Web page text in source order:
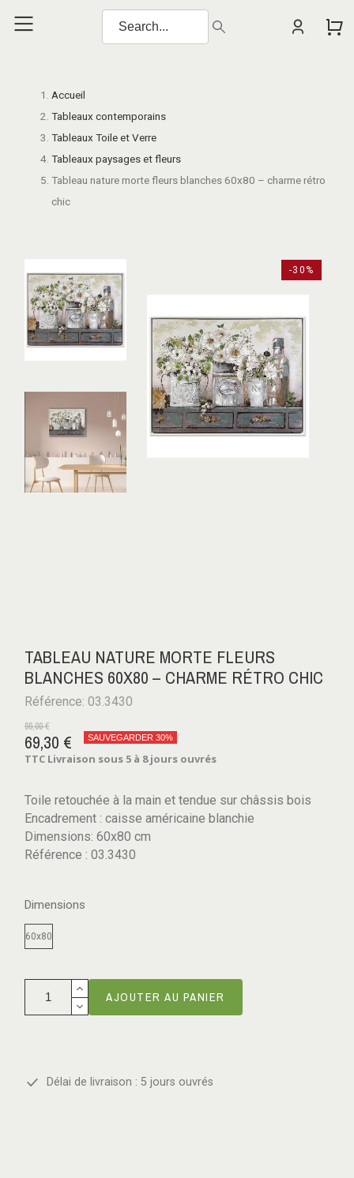
Accueil
Tableaux contemporains
Tableaux Toile et Verre
Tableaux paysages et fleurs
Tableau nature morte fleurs blanches 60x80 – charme rétro
chic
-30%
TABLEAU NATURE MORTE FLEURS
BLANCHES 60X80 – CHARME RÉTRO CHIC
Référence: 03.3430
99,00 €
69,30 € SAUVEGARDER 30%
TTC Livraison sous 5 à 8 jours ouvrés
Toile retouchée à la main et tendue sur châssis bois
Encadrement : caisse américaine blanchie
Dimensions: 60x80 cm
Référence : 03.3430
Dimensions
60x80
AJOUTER AU PANIER
Délai de livraison : 5 jours ouvrés